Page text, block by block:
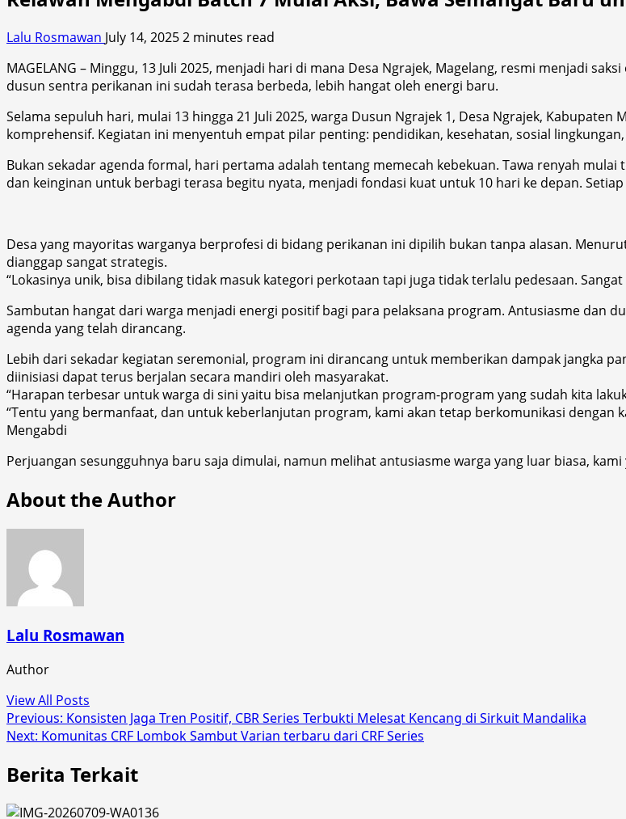
Lalu Rosmawan July 14, 20252 minutes read
MAGELANG – Minggu, 13 Juli 2025, menjadi hari di mana Desa Ngrajek, Magelang, resmi menjadi
dusun sentra perikanan ini sudah terasa berbeda, lebih hangat oleh energi baru.
Selama sepuluh hari, mulai 13 hingga 21 Juli 2025, warga Dusun Ngrajek 1, Desa Ngrajek,
komprehensif. Kegiatan ini menyentuh empat pilar penting: pendidikan, kesehatan, sosial
Bukan sekadar agenda formal, hari pertama adalah tentang memecah kebekuan. Tawa renyah
dan keinginan untuk berbagi terasa begitu nyata, menjadi fondasi kuat untuk 10 hari ke depan.
Desa yang mayoritas warganya berprofesi di bidang perikanan ini dipilih bukan tanpa alasan.
dianggap sangat strategis.
“Lokasinya unik, bisa dibilang tidak masuk kategori perkotaan tapi juga tidak terlalu pedesaan.
Sambutan hangat dari warga menjadi energi positif bagi para pelaksana program. Antusiasme dan
agenda yang telah dirancang.
Lebih dari sekadar kegiatan seremonial, program ini dirancang untuk memberikan dampak jangka
diinisiasi dapat terus berjalan secara mandiri oleh masyarakat.
“Harapan terbesar untuk warga di sini yaitu bisa melanjutkan program-program yang sudah kita
“Tentu yang bermanfaat, dan untuk keberlanjutan program, kami akan tetap berkomunikasi dengan
Mengabdi
Perjuangan sesungguhnya baru saja dimulai, namun melihat antusiasme warga yang luar biasa,
About the Author
Lalu Rosmawan
Author
View All Posts
Post
navigation
Previous: Konsisten Jaga Tren Positif, CBR Series Terbukti Melesat Kencang di Sirkuit Mandalika
Next: Komunitas CRF Lombok Sambut Varian terbaru dari CRF Series
Berita Terkait